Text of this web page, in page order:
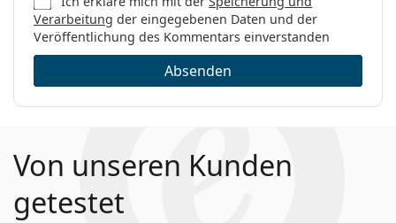
Verarbeitung der eingegebenen Daten und der
Veröffentlichung des Kommentars einverstanden
Absenden
Von unseren Kunden
getestet